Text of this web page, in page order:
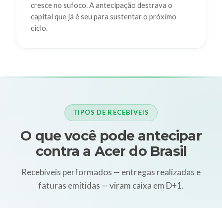
cresce no sufoco. A antecipação destrava o
capital que já é seu para sustentar o próximo
ciclo.
TIPOS DE RECEBÍVEIS
O que você pode antecipar
contra a Acer do Brasil
Recebíveis performados — entregas realizadas e
faturas emitidas — viram caixa em D+1.